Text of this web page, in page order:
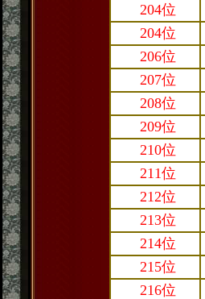
204位
204位
206位
207位
208位
209位
210位
211位
212位
213位
214位
215位
216位